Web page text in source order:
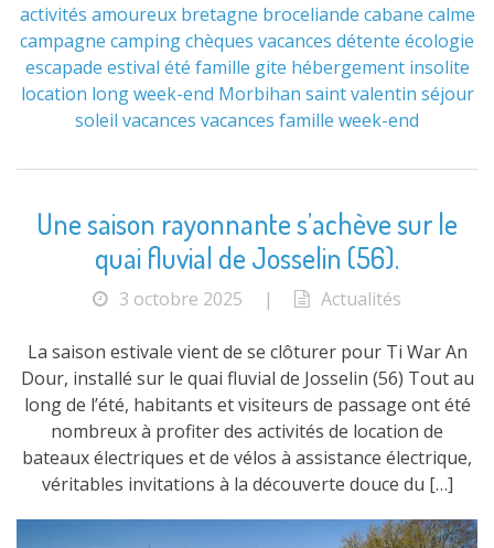
activités amoureux bretagne broceliande cabane calme
campagne campingchèques vacances détente écologie
escapade estival été famille gite hébergement insolite
location long week-end Morbihan saint valentin séjour
soleil vacances vacances famille week-end
Une saison rayonnante s’achève sur le
quai fluvial de Josselin (56).
3 octobre 2025 | Actualités
La saison estivale vient de se clôturer pour Ti War An
Dour, installé sur le quai fluvial de Josselin (56) Tout au
long de l’été, habitants et visiteurs de passage ont été
nombreux à profiter des activités de location de
bateaux électriques et de vélos à assistance électrique,
véritables invitations à la découverte douce du […]